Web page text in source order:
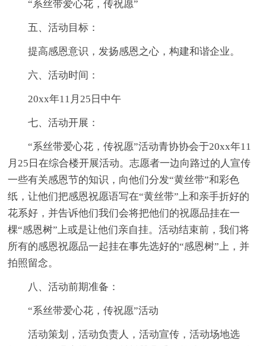
“系丝带爱心花，传祝愿”
五、活动目标：
提高感恩意识，发扬感恩之心，构建和谐企业。
六、活动时间：
20xx年11月25日中午
七、活动开展：
“系丝带爱心花，传祝愿”活动青协协会于20xx年11
月25日在综合楼开展活动。志愿者一边向路过的人宣传
一些有关感恩节的知识，向他们分发“黄丝带”和彩色
纸，让他们把感恩祝愿语写在“黄丝带”上和亲手折好的
花系好，并告诉他们我们会将把他们的祝愿品挂在一
棵“感恩树”上或是让他们亲自挂。活动结束前，我们将
所有的感恩祝愿品一起挂在事先选好的“感恩树”上，并
拍照留念。
八、活动前期准备：
“系丝带爱心花，传祝愿”活动
活动策划，活动负责人，活动宣传，活动场地选